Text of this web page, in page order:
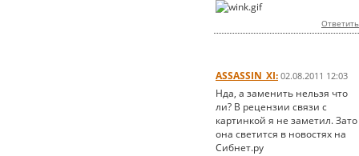
Ответить
ASSASSIN_XI: 02.08.2011 12:03
Нда, а заменить нельзя что
ли? В рецензии связи с
картинкой я не заметил. Зато
она светится в новостях на
Сибнет.ру